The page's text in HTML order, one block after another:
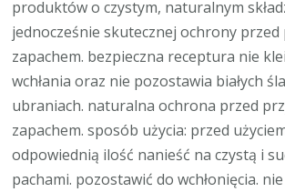
produktów o czystym, naturalnym
jednocześnie skutecznej ochrony
zapachem. bezpieczna receptura nie
wchłania oraz nie pozostawia białych
ubraniach. naturalna ochrona przed
zapachem. sposób użycia: przed
odpowiednią ilość nanieść na czystą i
pachami. pozostawić do wchłonięcia.